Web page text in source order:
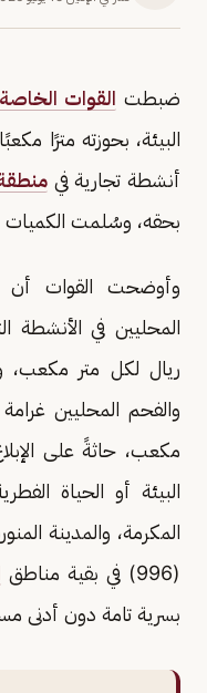
ضبطت القوات
البيئة، بحوزته مترًا
أنشطة تجارية في
بحقه، وسُلمت
وأوضحت القوات أن
ريال لكل متر مكعب،
مكعب، حاثةً على
المكرمة، والمدينة
(996) في بقية مناطق
بسرية تامة دون أدنى